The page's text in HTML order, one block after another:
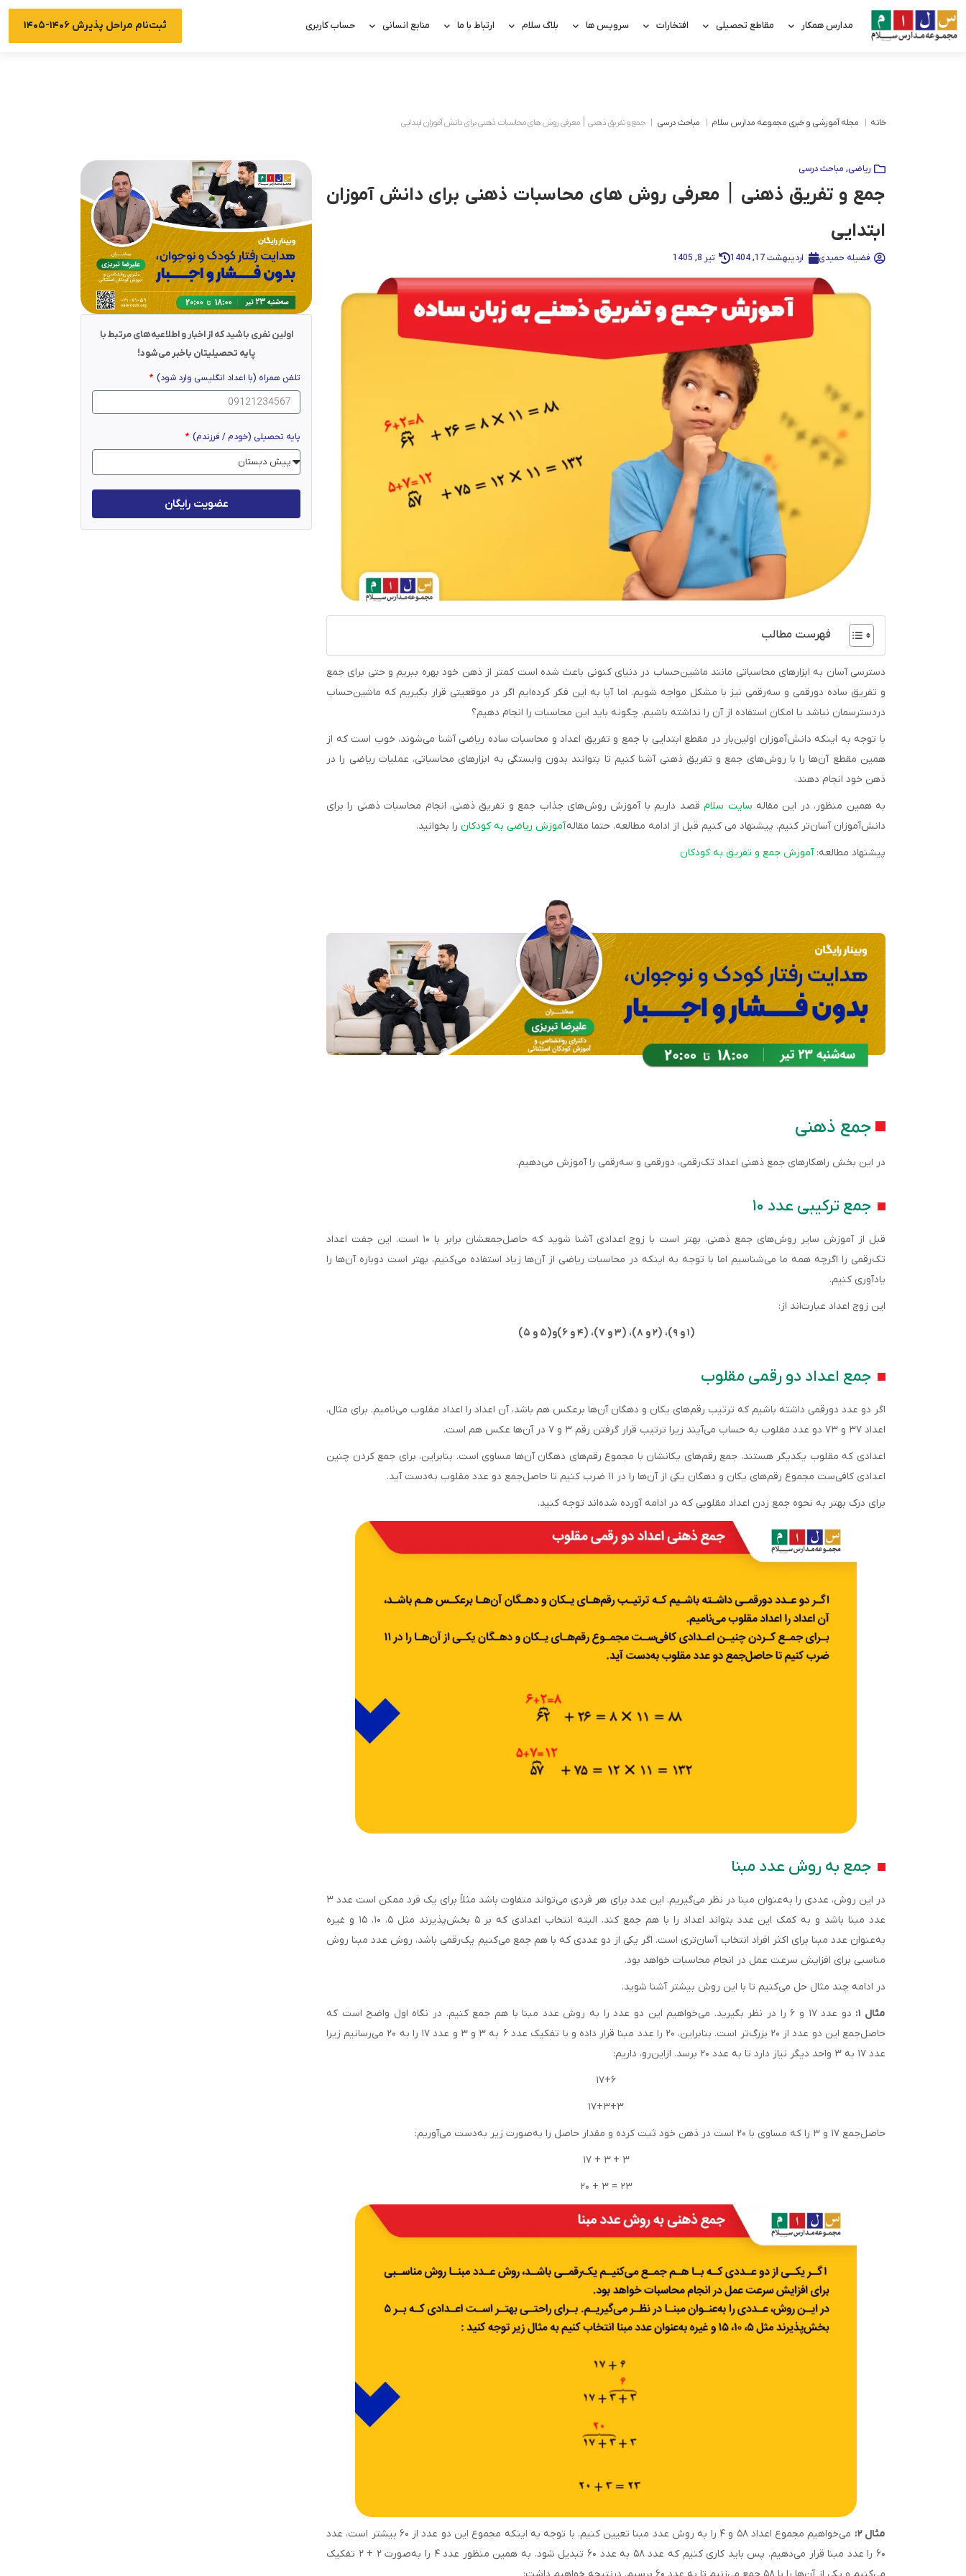
مدارس همکار مقاطع تحصیلی افتخارات سرویس ها بلاگ سلام ارتباط با ما منابع انسانی حساب کاربری ثبت‌نام مراحل پذیرش ۱۴۰۶-۱۴۰۵
خانه مجله آموزشی و خبری مجموعه مدارس سلام مباحث درسی جمع و تفریق ذهنی ׀ معرفی روش های محاسبات ذهنی برای دانش آموزان ابتدایی
ریاضی, مباحث درسی
جمع و تفریق ذهنی ׀ معرفی روش های محاسبات ذهنی برای دانش آموزان
ابتدایی
فضیله حمیدی اردیبهشت 17, 1404 تیر 8, 1405
فهرست مطالب
دسترسی آسان به ابزارهای محاسباتی مانند ماشین‌‌حساب در دنیای کنونی باعث شده است کمتر از ذهن خود بهره ببریم و حتی برای جمع
و تفریق ساده دورقمی و سه‌‌رقمی نیز با مشکل مواجه شویم. اما آیا به این فکر کرده‌‌ایم اگر در موقعیتی قرار بگیریم که ماشین‌‌حساب
دردسترسمان نباشد یا امکان استفاده از آن را نداشته باشیم، چگونه باید این محاسبات را انجام دهیم؟
با توجه به اینکه دانش‌‌آموزان اولین‌‌بار در مقطع ابتدایی با جمع و تفریق اعداد و محاسبات ساده ریاضی آشنا می‌‌شوند، خوب است که از
همین مقطع آن‌‌ها را با روش‌‌های جمع و تفریق ذهنی آشنا کنیم تا بتوانند بدون وابستگی به ابزارهای محاسباتی، عملیات ریاضی را در
ذهن خود انجام دهند.
به همین منظور، در این مقاله سایت سلامقصد داریم با آموزش روش‌‌های جذاب جمع و تفریق ذهنی، انجام محاسبات ذهنی را برای
دانش‌‌آموزان آسان‌‌تر کنیم. پیشنهاد می کنیم قبل از ادامه مطالعه، حتما مقالهآموزش ریاضی به کودکان را بخوانید.
پیشنهاد مطالعه:آموزش جمع و تفریق به کودکان
جمع ذهنی
در این بخش راهکارهای جمع ذهنی اعداد تک‌‌رقمی، دورقمی و سه‌‌رقمی را آموزش می‌‌دهیم.
جمع ترکیبی عدد ۱۰
قبل از آموزش سایر روش‌‌های جمع ذهنی، بهتر است با زوج اعدادی آشنا شوید که حاصل‌‌جمعشان برابر با ۱۰ است. این جفت اعداد
تک‌‌رقمی را اگرچه همه ما می‌‌شناسیم اما با توجه به اینکه در محاسبات ریاضی از آن‌‌ها زیاد استفاده می‌‌کنیم، بهتر است دوباره آن‌‌ها را
یادآوری کنیم.
این زوج اعداد عبارت‌‌اند از:
(۱ و ۹)، (۲ و ۸)، (۳ و ۷)، (۴ و ۶)و (۵ و ۵)
جمع اعداد دو رقمی مقلوب
اگر دو عدد دورقمی داشته باشیم که ترتیب رقم‌‌های یکان و دهگان آن‌‌ها برعکس هم باشد، آن اعداد را اعداد مقلوب می‌‌نامیم. برای مثال،
اعداد ۳۷ و ۷۳ دو عدد مقلوب به حساب می‌‌آیند زیرا ترتیب قرار گرفتن رقم ۳ و ۷ در آن‌‌ها عکس هم است.
اعدادی که مقلوب یکدیگر هستند، جمع رقم‌‌های یکانشان با مجموع رقم‌‌های دهگان آن‌‌ها مساوی است. بنابراین، برای جمع کردن چنین
اعدادی کافی‌‌ست مجموع رقم‌‌های یکان و دهگان یکی از آن‌‌ها را در ۱۱ ضرب کنیم تا حاصل‌‌جمع دو عدد مقلوب به‌‌دست آید.
برای درک بهتر به نحوه جمع زدن اعداد مقلوبی که در ادامه آورده شده‌‌اند توجه کنید.
جمع به روش عدد مبنا
در این روش، عددی را به‌‌عنوان مبنا در نظر می‌‌گیریم. این عدد برای هر فردی می‌‌تواند متفاوت باشد مثلاً برای یک فرد ممکن است عدد ۳
عدد مبنا باشد و به کمک این عدد بتواند اعداد را با هم جمع کند. البته انتخاب اعدادی که بر ۵ بخش‌‌پذیرند مثل ۵، ۱۰، ۱۵ و غیره
به‌‌عنوان عدد مبنا برای اکثر افراد انتخاب آسان‌‌تری است. اگر یکی از دو عددی که با هم جمع می‌‌کنیم یک‌‌رقمی باشد، روش عدد مبنا روش
مناسبی برای افزایش سرعت عمل در انجام محاسبات خواهد بود.
در ادامه چند مثال حل می‌‌کنیم تا با این روش بیشتر آشنا شوید.
مثال ۱:
دو عدد ۱۷ و ۶ را در نظر بگیرید. می‌‌خواهیم این دو عدد را به روش عدد مبنا با هم جمع کنیم. در نگاه اول واضح است که
حاصل‌‌جمع این دو عدد از ۲۰ بزرگ‌‌تر است. بنابراین، ۲۰ را عدد مبنا قرار داده و با تفکیک عدد ۶ به ۳ و ۳ و عدد ۱۷ را به ۲۰ می‌‌رسانیم زیرا
عدد ۱۷ به ۳ واحد دیگر نیاز دارد تا به عدد ۲۰ برسد. ازاین‌‌رو، داریم:
۱۷+۶
۱۷+۳+۳
حاصل‌‌جمع ۱۷ و ۳ را که مساوی با ۲۰ است در ذهن خود ثبت کرده و مقدار حاصل را به‌‌صورت زیر به‌‌دست می‌‌آوریم:
۱۷ + ۳ + ۳
۲۰ + ۳ = ۲۳
مثال ۲:
می‌‌خواهیم مجموع اعداد ۵۸ و ۴ را به روش عدد مبنا تعیین کنیم. با توجه به اینکه مجموع این دو عدد از ۶۰ بیشتر است، عدد
۶۰ را عدد مبنا قرار می‌‌دهیم. پس باید کاری کنیم که عدد ۵۸ به عدد ۶۰ تبدیل شود. به همین منظور عدد ۴ را به‌‌صورت ۲ + ۲ تفکیک
اولین نفری باشید که از اخبار و اطلاعیه‌های مرتبط با
پایه تحصیلیتان باخبر می‌شود!
تلفن همراه (با اعداد انگلیسی وارد شود)
پایه تحصیلی (خودم / فرزندم)
عضویت رایگان